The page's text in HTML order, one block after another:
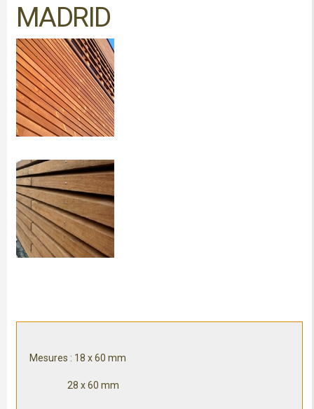
MADRID
Mesures : 18 x 60 mm
28 x 60 mm